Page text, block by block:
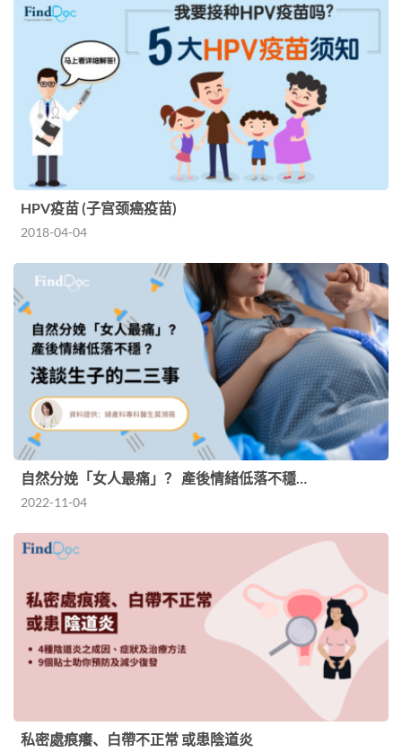
HPV疫苗 (子宫颈癌疫苗)
2018-04-04
自然分娩「女人最痛」？ 產後情緒低落不穩…
2022-11-04
私密處痕癢、白帶不正常 或患陰道炎